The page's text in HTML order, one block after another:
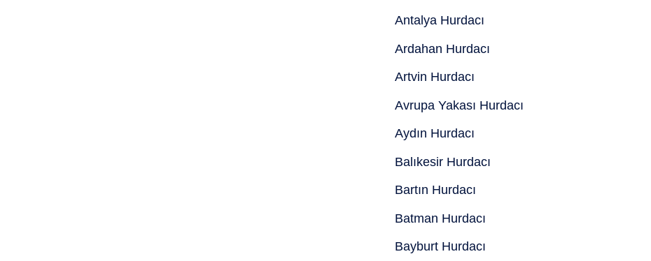
Antalya Hurdacı
Ardahan Hurdacı
Artvin Hurdacı
Avrupa Yakası Hurdacı
Aydın Hurdacı
Balıkesir Hurdacı
Bartın Hurdacı
Batman Hurdacı
Bayburt Hurdacı